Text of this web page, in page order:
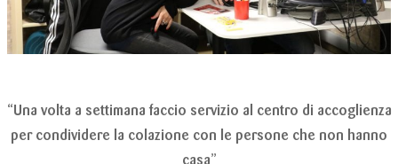
“Una volta a settimana faccio servizio al centro di accoglienza
per condividere la colazione con le persone che non hanno